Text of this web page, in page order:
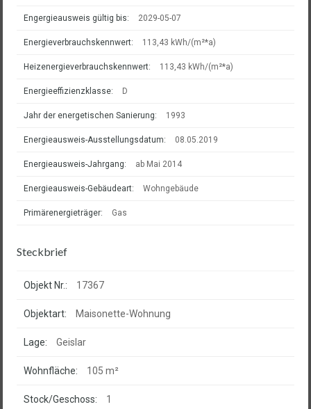
Engergieausweis gültig bis: 2029-05-07
Energieverbrauchskennwert: 113,43 kWh/(m²*a)
Heizenergieverbrauchskennwert: 113,43 kWh/(m²*a)
Energieeffizienzklasse: D
Jahr der energetischen Sanierung: 1993
Energieausweis-Ausstellungsdatum: 08.05.2019
Energieausweis-Jahrgang: ab Mai 2014
Energieausweis-Gebäudeart: Wohngebäude
Primärenergieträger: Gas
Steckbrief
Objekt Nr.: 17367
Objektart: Maisonette-Wohnung
Lage: Geislar
Wohnfläche: 105 m²
Stock/Geschoss: 1